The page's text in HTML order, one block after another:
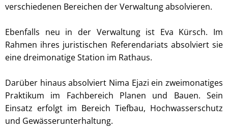
verschiedenen Bereichen der Verwaltung absolvieren.
Ebenfalls neu in der Verwaltung ist Eva Kürsch. Im
Rahmen ihres juristischen Referendariats absolviert sie
eine dreimonatige Station im Rathaus.
Darüber hinaus absolviert Nima Ejazi ein zweimonatiges
Praktikum im Fachbereich Planen und Bauen. Sein
Einsatz erfolgt im Bereich Tiefbau, Hochwasserschutz
und Gewässerunterhaltung.